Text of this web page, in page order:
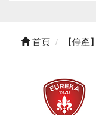
首頁 【停產